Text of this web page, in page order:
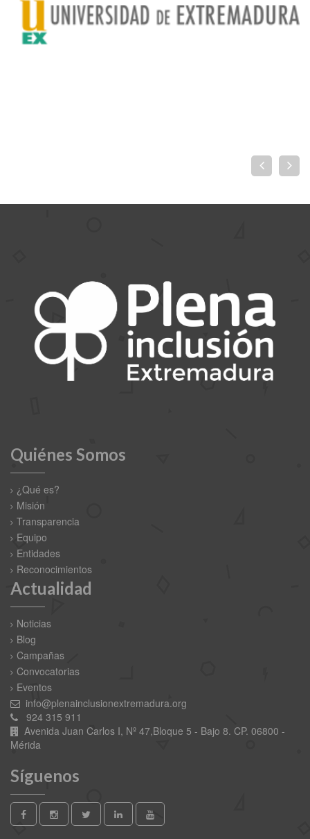
Quiénes Somos
¿Qué es?
Misión
Transparencia
Equipo
Entidades
Reconocimientos
Actualidad
Noticias
Blog
Campañas
Convocatorias
Eventos
info@plenainclusionextremadura.org
924 315 911
Avenida Juan Carlos I, Nº 47,Bloque 5 - Bajo 8. CP. 06800 -
Mérida
Síguenos